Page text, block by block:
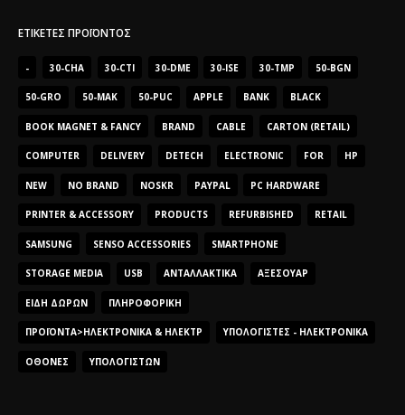
ΕΤΙΚΈΤΕΣ ΠΡΟΪΌΝΤΟΣ
- 30-CHA 30-CTI 30-DME 30-ISE 30-TMP 50-BGN
50-GRO 50-MAK 50-PUC APPLE BANK BLACK
BOOK MAGNET & FANCY BRAND CABLE CARTON (RETAIL)
COMPUTER DELIVERY DETECH ELECTRONIC FOR HP
NEW NO BRAND NOSKR PAYPAL PC HARDWARE
PRINTER & ACCESSORY PRODUCTS REFURBISHED RETAIL
SAMSUNG SENSO ACCESSORIES SMARTPHONE
STORAGE MEDIA USB ΑΝΤΑΛΛΑΚΤΙΚΆ ΑΞΕΣΟΥΆΡ
ΕΊΔΗ ΔΏΡΩΝ ΠΛΗΡΟΦΟΡΙΚΉ
ΠΡΟΪΌΝΤΑ>ΗΛΕΚΤΡΟΝΙΚΆ & ΗΛΕΚΤΡ ΥΠΟΛΟΓΙΣΤΈΣ - ΗΛΕΚΤΡΟΝΙΚΆ
ΟΘΌΝΕΣ ΥΠΟΛΟΓΙΣΤΏΝ